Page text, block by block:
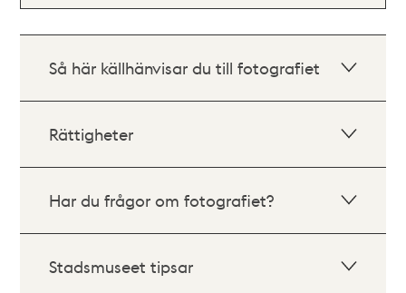
Så här källhänvisar du till fotografiet
Rättigheter
Har du frågor om fotografiet?
Stadsmuseet tipsar